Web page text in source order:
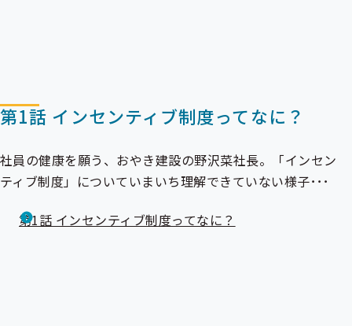
第1話 インセンティブ制度ってなに？
社員の健康を願う、おやき建設の野沢菜社長。「インセン
ティブ制度」についていまいち理解できていない様子･･･
第1話 インセンティブ制度ってなに？